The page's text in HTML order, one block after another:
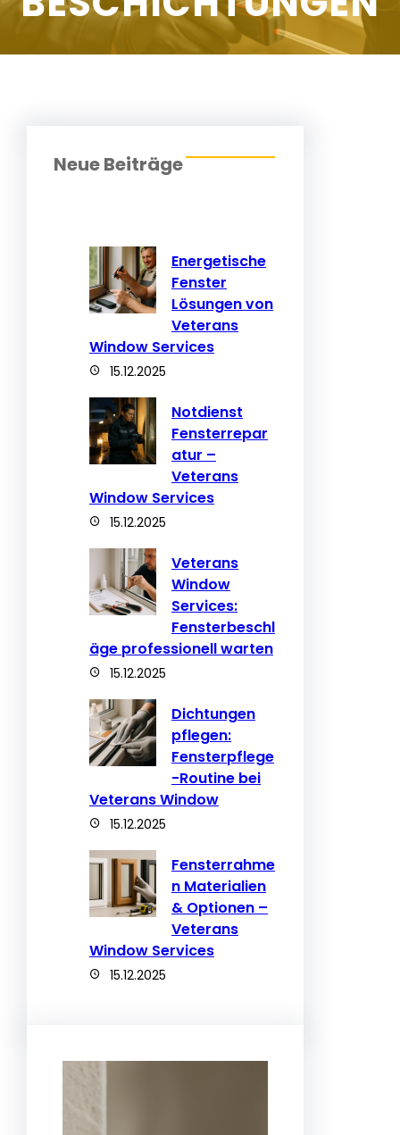
Neue Beiträge
Energetische
Fenster
Lösungen von
Veterans
Window Services
15.12.2025
Notdienst
Fensterrepar
atur –
Veterans
Window Services
15.12.2025
Veterans
Window
Services:
Fensterbeschl
äge professionell warten
15.12.2025
Dichtungen
pflegen:
Fensterpflege
-Routine bei
Veterans Window
15.12.2025
Fensterrahme
n Materialien
& Optionen –
Veterans
Window Services
15.12.2025